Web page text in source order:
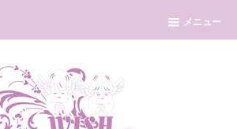
メニュー